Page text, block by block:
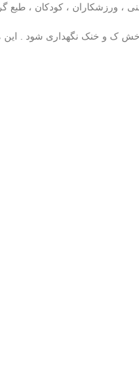
ورزشکاران ، کودکان ، طبع
ک و خنک نگهداری شود . این